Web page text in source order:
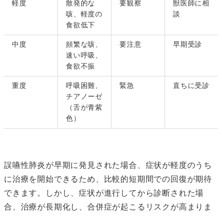
軽度
散発的な
咳、軽度の
食欲低下
要観察
獣医師に相
談
中度
頻繁な咳、
速い呼吸、
食欲不振
要注意 早期受診
重度
呼吸困難、
チアノーゼ
（舌が青紫
色）
緊急 直ちに受診
誤嚥性肺炎が早期に発見された場合、症状が軽度のうち
に治療を開始できるため、比較的短期間での回復が期待
できます。しかし、症状が進行してから診断された場
合、治療が長期化し、合併症が起こるリスクが高まりま